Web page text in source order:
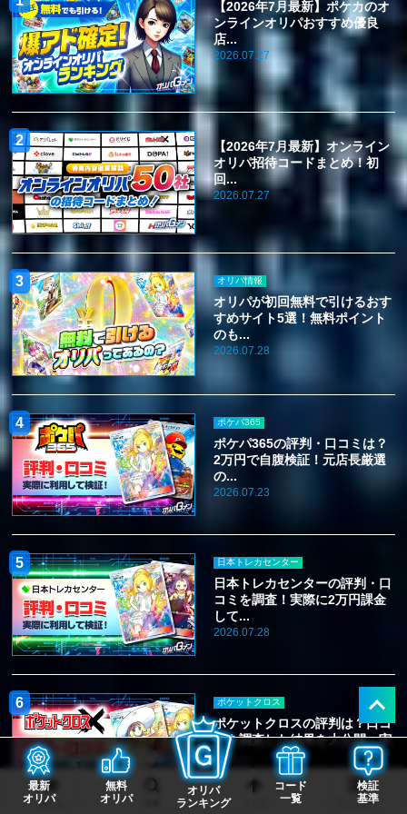
【2026年7月最新】ポケカのオ
ンラインオリパおすすめ優良
店...
2026.07.27
【2026年7月最新】オンライン
オリパ招待コードまとめ！初
回...
2026.07.27
オリパ情報
オリパが初回無料で引けるおす
すめサイト5選！無料ポイント
のも...
2026.07.28
ポケパ365
ポケパ365の評判・口コミは？
2万円で自腹検証！元店長厳選
の...
2026.07.23
日本トレカセンター
日本トレカセンターの評判・口
コミを調査！実際に2万円課金
して...
2026.07.28
ポケットクロス
ポケットクロスの評判は？口コ
ミを調査した結果を大公開：実
際に...
2026.07.27
最新
オリパ
無料
オリパ
オリパ
ランキング
コード
一覧
検証
基準
ホーム サイドバー